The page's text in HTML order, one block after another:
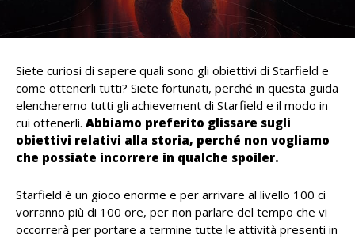
Siete curiosi di sapere quali sono gli obiettivi di Starfield e
come ottenerli tutti? Siete fortunati, perché in questa guida
elencheremo tutti gli achievement di Starfield e il modo in
cui ottenerli. Abbiamo preferito glissare sugli
obiettivi relativi alla storia, perché non vogliamo
che possiate incorrere in qualche spoiler.
Starfield è un gioco enorme e per arrivare al livello 100 ci
vorranno più di 100 ore, per non parlare del tempo che vi
occorrerà per portare a termine tutte le attività presenti in